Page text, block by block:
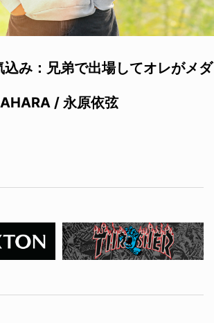
み：兄弟で出場してオレがメダ
/ 永原依弦